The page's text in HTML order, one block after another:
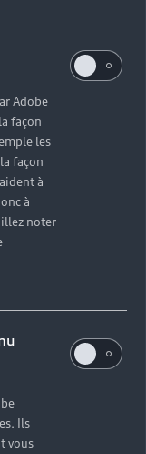
Adobe
façon
les
façon
à
à
noter
Ils
vous